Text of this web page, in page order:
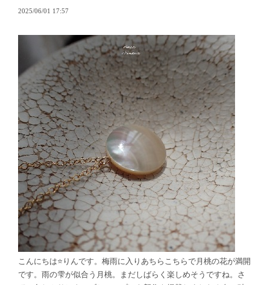
2025/06/01 17:57
こんにちは⭐️りんです。梅雨に入りあちらこちらで月桃の花が満開
です。雨の雫が似合う月桃。まだしばらく楽しめそうですね。さ